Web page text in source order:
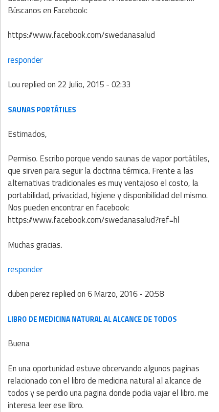
Búscanos en Facebook:
https://www.facebook.com/swedanasalud
responder
Loureplied on 22 Julio, 2015 - 02:33
SAUNAS PORTÁTILES
Estimados,
Permiso. Escribo porque vendo saunas de vapor portátiles,
que sirven para seguir la doctrina térmica. Frente a las
alternativas tradicionales es muy ventajoso el costo, la
portabilidad, privacidad, higiene y disponibilidad del mismo.
Nos pueden encontrar en facebook:
https://www.facebook.com/swedanasalud?ref=hl
Muchas gracias.
responder
duben perezreplied on6 Marzo, 2016 - 20:58
LIBRO DE MEDICINA NATURAL AL ALCANCE DE TODOS
Buena
En una oportunidad estuve obcervando algunos paginas
relacionado con el libro de medicina natural al alcance de
todos y se perdio una pagina donde podia vajar el libro. me
interesa leer ese libro.